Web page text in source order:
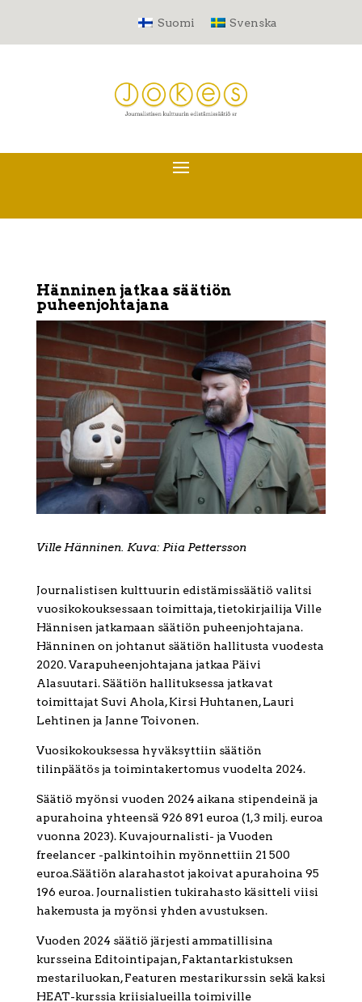
Suomi Svenska
Hänninen jatkaa säätiön
puheenjohtajana
Ville Hänninen. Kuva: Piia Pettersson
Journalistisen kulttuurin edistämissäätiö valitsi
vuosikokouksessaan toimittaja, tietokirjailija Ville
Hännisen jatkamaan säätiön puheenjohtajana.
Hänninen on johtanut säätiön hallitusta vuodesta
2020. Varapuheenjohtajana jatkaa Päivi
Alasuutari. Säätiön hallituksessa jatkavat
toimittajat Suvi Ahola, Kirsi Huhtanen, Lauri
Lehtinen ja Janne Toivonen.
Vuosikokouksessa hyväksyttiin säätiön
tilinpäätös ja toimintakertomus vuodelta 2024.
Säätiö myönsi vuoden 2024 aikana stipendeinä ja
apurahoina yhteensä 926 891 euroa (1,3 milj. euroa
vuonna 2023). Kuvajournalisti- ja Vuoden
freelancer -palkintoihin myönnettiin 21 500
euroa.Säätiön alarahastot jakoivat apurahoina 95
196 euroa. Journalistien tukirahasto käsitteli viisi
hakemusta ja myönsi yhden avustuksen.
Vuoden 2024 säätiö järjesti ammatillisina
kursseina Editointipajan, Faktantarkistuksen
mestariluokan, Featuren mestarikurssin sekä kaksi
HEAT-kurssia kriisialueilla toimiville